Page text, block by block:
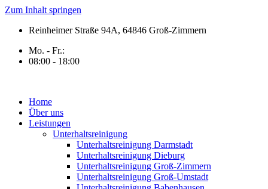
Zum Inhalt springen
Reinheimer Straße 94A, 64846 Groß-Zimmern
Mo. - Fr.:
08:00 - 18:00
Home
Über uns
Leistungen
Unterhaltsreinigung
Unterhaltsreinigung Darmstadt
Unterhaltsreinigung Dieburg
Unterhaltsreinigung Groß-Zimmern
Unterhaltsreinigung Groß-Umstadt